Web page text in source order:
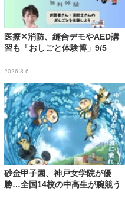
医療✕消防、縫合デモやAED講
習も「おしごと体験博」9/5
2026.8.6
砂金甲子園、神戸女学院が優
勝…全国14校の中高生が腕競う